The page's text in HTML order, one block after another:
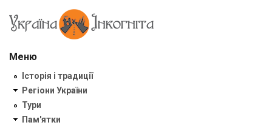
Меню
Історія і традиції
Регіони України
Тури
Пам'ятки